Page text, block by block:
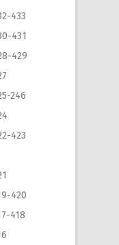
433
431
429
246
423
420
418